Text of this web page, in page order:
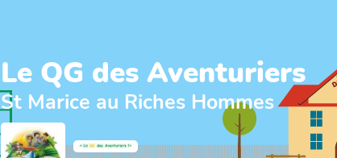
Le QG des Aventuriers
St Marice au Riches Hommes